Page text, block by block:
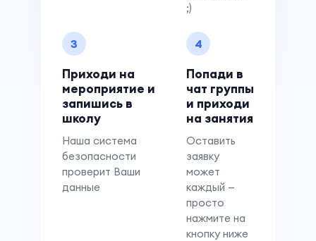
;)
3
Приходи на
мероприятие и
запишись в
школу
Наша система
безопасности
проверит Ваши
данные
4
Попади в
чат группы
и приходи
на занятия
Оставить
заявку
может
каждый —
просто
нажмите на
кнопку ниже